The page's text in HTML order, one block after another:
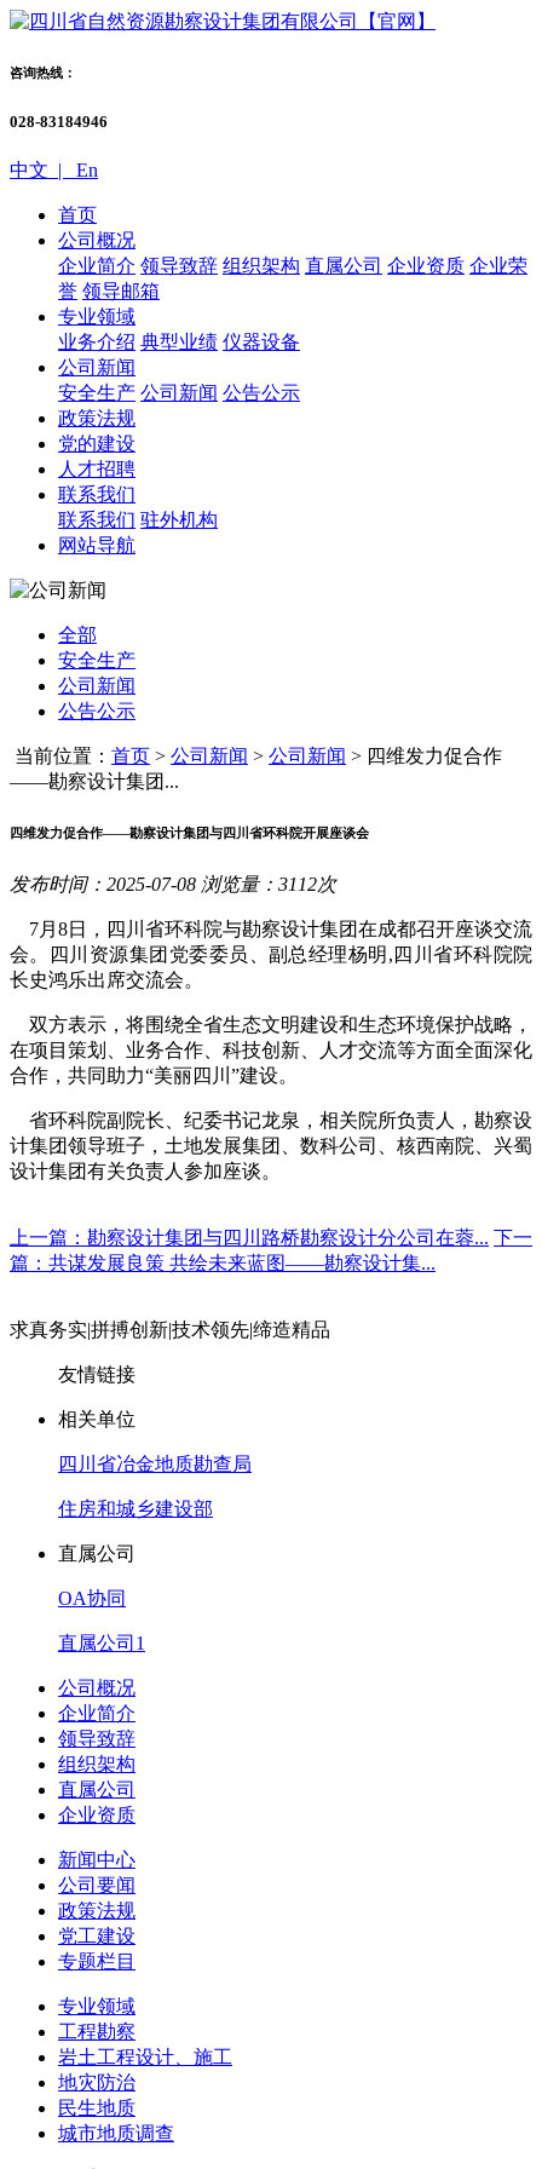
咨询热线：
028-83184946
中文 | En
首页
公司概况
企业简介 领导致辞 组织架构 直属公司 企业资质 企业荣
誉 领导邮箱
专业领域
业务介绍 典型业绩 仪器设备
公司新闻
安全生产 公司新闻 公告公示
政策法规
党的建设
人才招聘
联系我们
联系我们 驻外机构
网站导航
全部
安全生产
公司新闻
公告公示
当前位置： 首页 > 公司新闻 > 公司新闻 > 四维发力促合作
——勘察设计集团...
四维发力促合作——勘察设计集团与四川省环科院开展座谈会
发布时间：2025-07-08 浏览量：3112次
7月8日，四川省环科院与勘察设计集团在成都召开座谈交流
会。四川资源集团党委委员、副总经理杨明,四川省环科院院
长史鸿乐出席交流会。
双方表示，将围绕全省生态文明建设和生态环境保护战略，
在项目策划、业务合作、科技创新、人才交流等方面全面深化
合作，共同助力“美丽四川”建设。
省环科院副院长、纪委书记龙泉，相关院所负责人，勘察设
计集团领导班子，土地发展集团、数科公司、核西南院、兴蜀
设计集团有关负责人参加座谈。
上一篇：勘察设计集团与四川路桥勘察设计分公司在蓉... 下一
篇：共谋发展良策 共绘未来蓝图——勘察设计集...
求真务实|拼搏创新|技术领先|缔造精品
友情链接
相关单位
四川省冶金地质勘查局
住房和城乡建设部
直属公司
OA协同
直属公司1
公司概况
企业简介
领导致辞
组织架构
直属公司
企业资质
新闻中心
公司要闻
政策法规
党工建设
专题栏目
专业领域
工程勘察
岩土工程设计、施工
地灾防治
民生地质
城市地质调查